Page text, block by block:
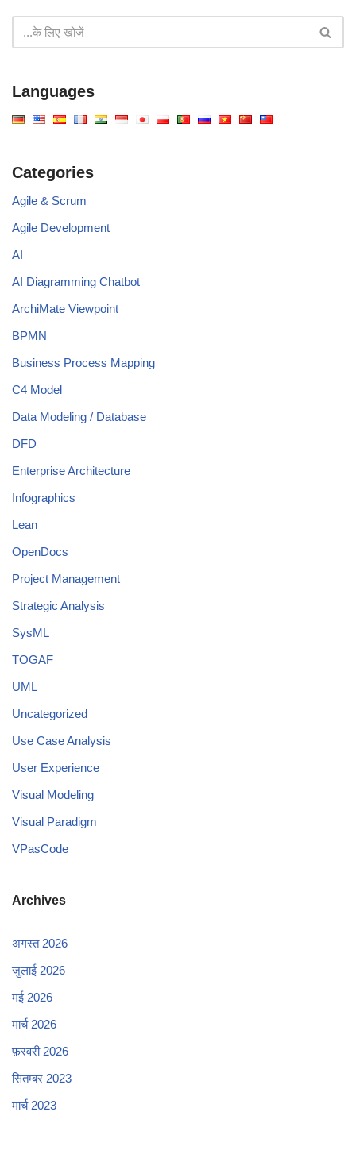
Languages
Categories
Agile & Scrum
Agile Development
AI
AI Diagramming Chatbot
ArchiMate Viewpoint
BPMN
Business Process Mapping
C4 Model
Data Modeling / Database
DFD
Enterprise Architecture
Infographics
Lean
OpenDocs
Project Management
Strategic Analysis
SysML
TOGAF
UML
Uncategorized
Use Case Analysis
User Experience
Visual Modeling
Visual Paradigm
VPasCode
Archives
अगस्त 2026
जुलाई 2026
मई 2026
मार्च 2026
फ़रवरी 2026
सितम्बर 2023
मार्च 2023